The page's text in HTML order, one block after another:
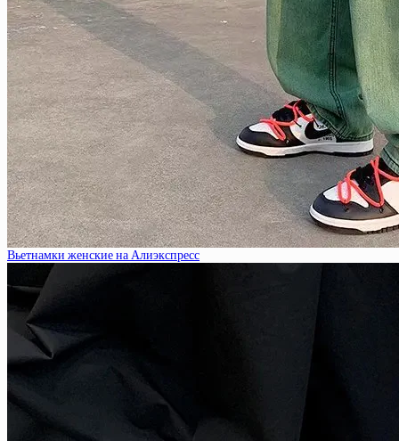
Вьетнамки женские на Алиэкспресс